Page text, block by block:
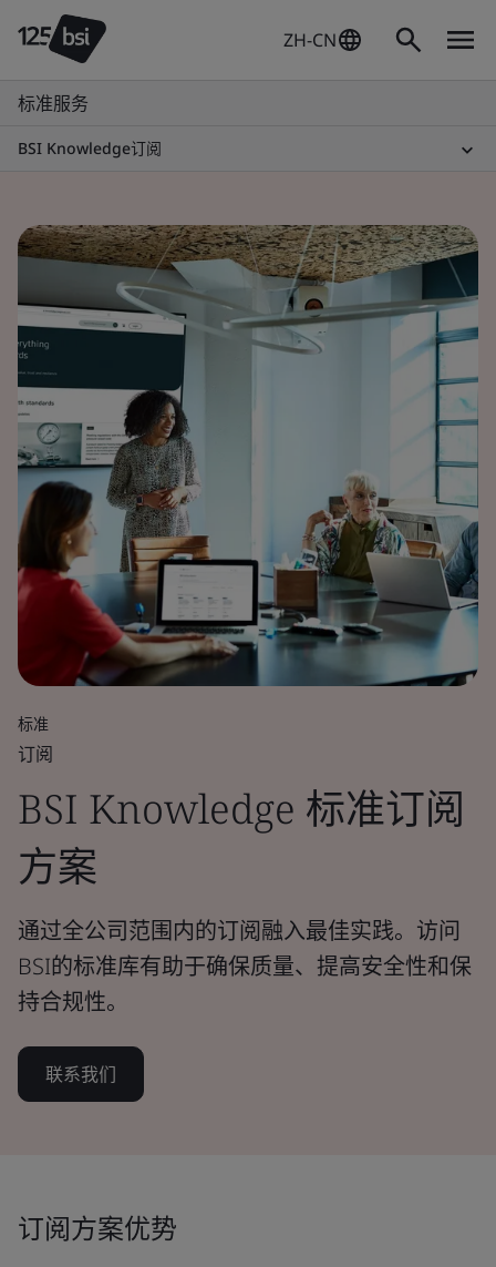
ZH-CN
标准服务
BSI Knowledge订阅
标准
订阅
BSI Knowledge 标准订阅
方案
通过全公司范围内的订阅融入最佳实践。访问
BSI的标准库有助于确保质量、提高安全性和保
持合规性。
联系我们
订阅方案优势